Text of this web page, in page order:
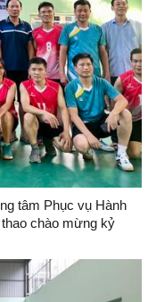
tâm Phục vụ Hành
chào mừng kỷ
8/2024)